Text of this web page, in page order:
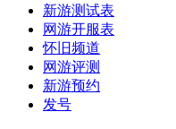
新游测试表
网游开服表
怀旧频道
网游评测
新游预约
发号